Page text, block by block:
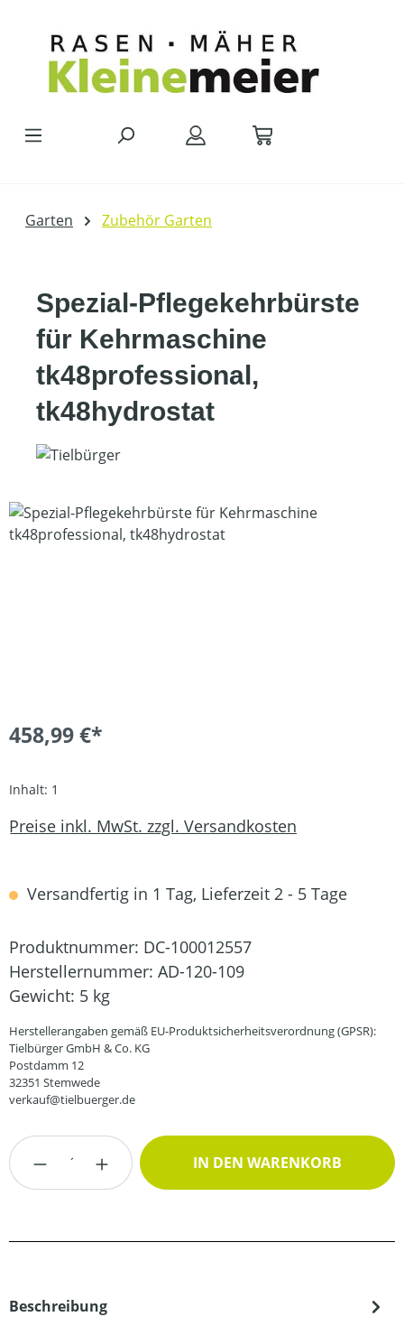
Garten Zubehör Garten
Spezial-Pflegekehrbürste
für Kehrmaschine
tk48professional,
tk48hydrostat
Bildergalerie überspringen
458,99 €*
Inhalt: 1
Preise inkl. MwSt. zzgl. Versandkosten
Versandfertig in 1 Tag, Lieferzeit 2 - 5 Tage
Produktnummer: DC-100012557
Herstellernummer: AD-120-109
Gewicht: 5 kg
Herstellerangaben gemäß EU-Produktsicherheitsverordnung (GPSR):
Tielbürger GmbH & Co. KG
Postdamm 12
32351 Stemwede
verkauf@tielbuerger.de
Produkt Anzahl: Gib den gewünschten
IN DEN WARENKORB
Beschreibung